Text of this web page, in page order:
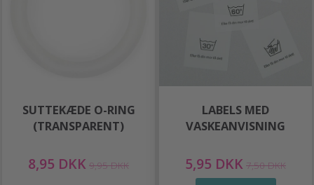
SUTTEKÆDE O-RING
(TRANSPARENT)
8,95 DKK 9,95 DKK
LABELS MED
VASKEANVISNING
5,95 DKK 7,50 DKK